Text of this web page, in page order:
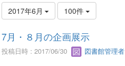
2017年6月 100件
7月・８月の企画展示
投稿日時 : 2017/06/30 図書館管理者